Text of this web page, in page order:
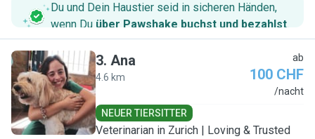
Du und Dein Haustier seid in sicheren Händen,
wenn Du über Pawshake buchst und bezahlst.
A
3. Ana
4.6 km
ab
100 CHF
/nacht
NEUER TIERSITTER
Veterinarian in Zurich | Loving & Trusted